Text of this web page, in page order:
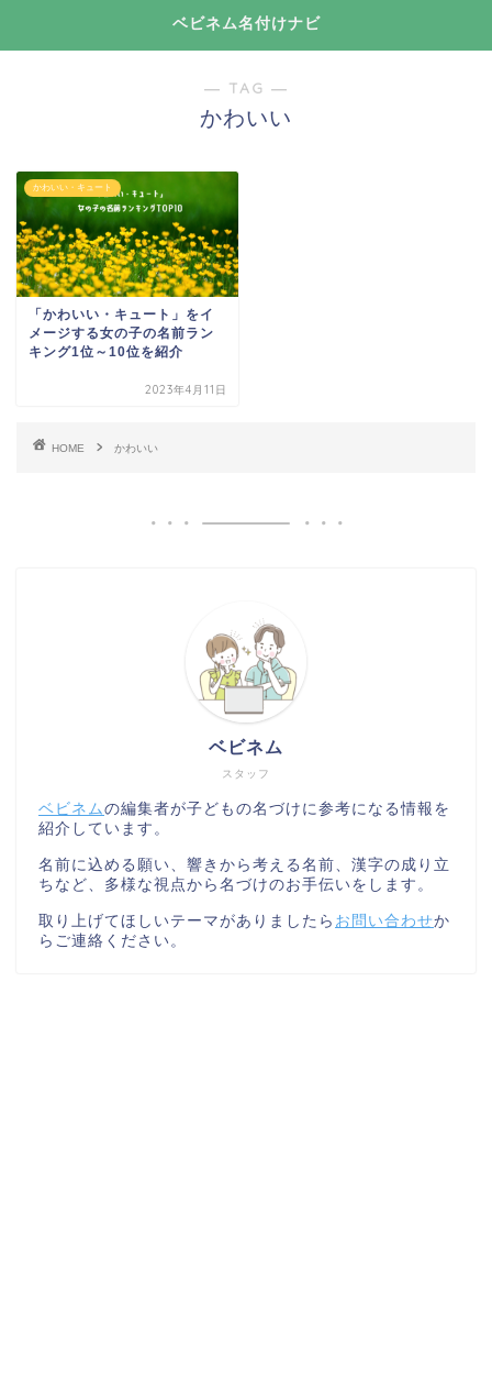
ベビネム名付けナビ
― TAG ―
かわいい
かわいい・キュート
「かわいい・キュート」をイ
メージする女の子の名前ラン
キング1位～10位を紹介
2023年4月11日
HOME かわいい
スタッフ
ベビネム
ベビネム の編集者が子どもの名づけに参考になる情報を
紹介しています。
名前に込める願い、響きから考える名前、漢字の成り立
ちなど、多様な視点から名づけのお手伝いをします。
取り上げてほしいテーマがありましたら お問い合わせか
らご連絡ください。